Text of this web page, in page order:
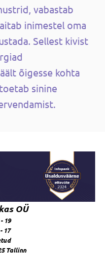
vabastab
inimestel oma
Sellest kivist
õigesse kohta
sinine
OÜ
19
17
Tallinn